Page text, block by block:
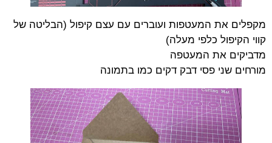
מקפלים את המעטפות ועוברים עם עצם קיפול (הבליטה של
קווי הקיפול כלפי מעלה)
מדביקים את המעטפה
מורחים שני פסי דבק דקים כמו בתמונה